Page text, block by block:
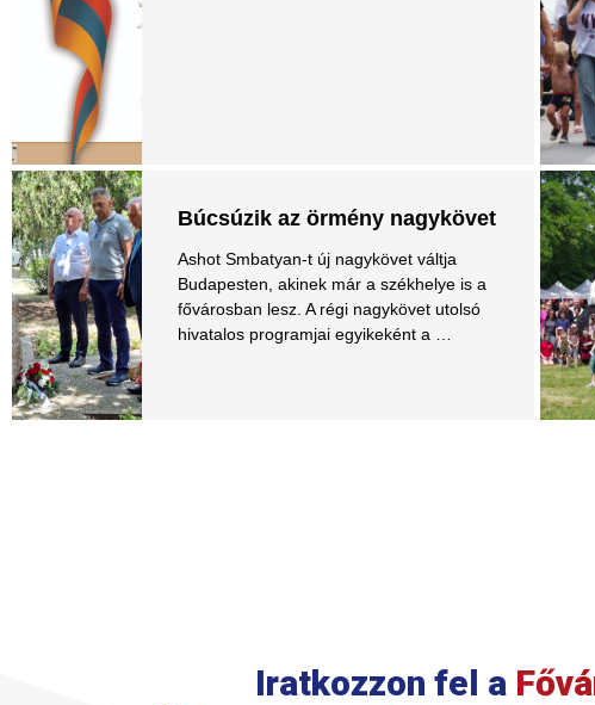
Búcsúzik az örmény nagykövet
Ashot Smbatyan-t új nagykövet váltja
Budapesten, akinek már a székhelye is a
fővárosban lesz. A régi nagykövet utolsó
hivatalos programjai egyikeként a …
Iratkozzon fel a